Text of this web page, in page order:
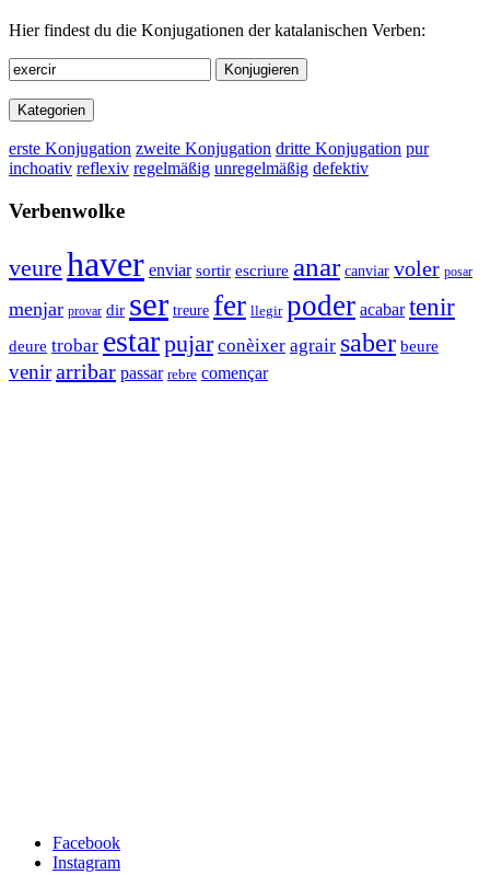
Hier findest du die Konjugationen der katalanischen Verben:
Konjugieren
Kategorien
erste Konjugation zweite Konjugation dritte Konjugation pur
inchoativ reflexiv regelmäßig unregelmäßig defektiv
Verbenwolke
veure haver enviar sortir escriure anar canviar voler posar
menjar provar dir ser treure fer llegir poder acabar tenir
deure trobar estarpujar conèixer agrair saber beure
venirarribar passar rebre començar
Facebook
Instagram